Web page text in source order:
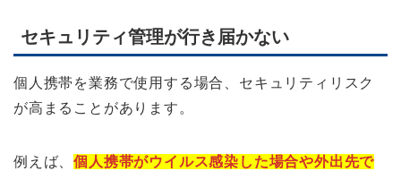
セキュリティ管理が行き届かない
個人携帯を業務で使用する場合、セキュリティリスク
が高まることがあります。
例えば、個人携帯がウイルス感染した場合や外出先で